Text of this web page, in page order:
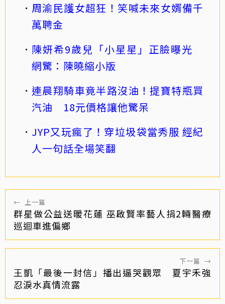
周渝民護女超狂！笑喊未來女婿備千
萬聘金
陳妍希9歲兒「小星星」正臉曝光
網驚：陳曉縮小版
連晨翔騎車竟半路沒油！提寶特瓶買
汽油 18元價格讓他驚呆
JYP又玩瘋了！穿垃圾袋當秀服 經紀
人一句話全場笑翻
← 上一篇
群星做公益送暖花蓮 巫啟賢率藝人捐2輛醫療
巡迴車進偏鄉
下一篇 →
王凱「最後一封信」播出逼哭觀眾 夏宇禾強
忍淚水真情流露